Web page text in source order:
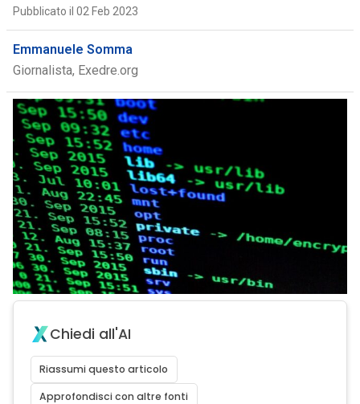
Pubblicato il 02 Feb 2023
Emmanuele Somma
Giornalista, Exedre.org
Chiedi all'AI
Riassumi questo articolo
Approfondisci con altre fonti